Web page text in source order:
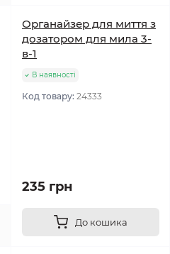
Органайзер для миття з
дозатором для мила 3-
в-1
В наявності
Код товару: 24333
235 грн
До кошика